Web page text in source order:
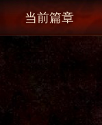
当前篇章